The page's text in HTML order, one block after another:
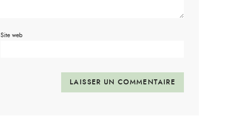
Site web